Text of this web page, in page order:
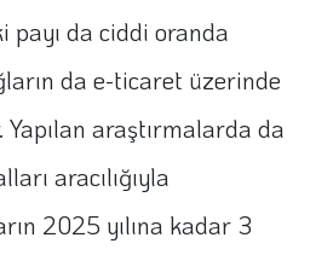
payı da ciddi oranda
da e-ticaret üzerinde
araştırmalarda da
aracılığıyla
2025 yılına kadar 3